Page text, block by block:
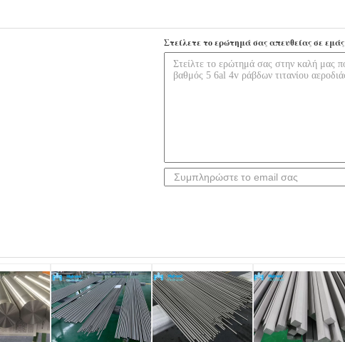
Στείλετε το ερώτημά σας απευθείας σε εμάς